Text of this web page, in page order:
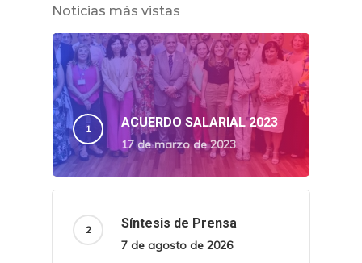
Noticias más vistas
ACUERDO SALARIAL 2023
17 de marzo de 2023
Síntesis de Prensa
7 de agosto de 2026